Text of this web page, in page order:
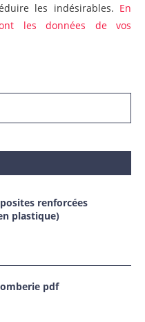
les indésirables. En
les données de vos
renforcées
plastique)
pdf